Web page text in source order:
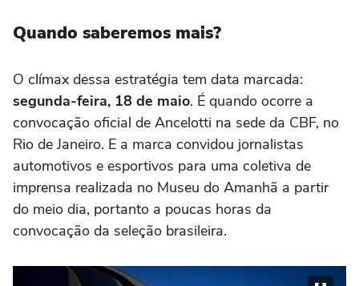
Quando saberemos mais?
O clímax dessa estratégia tem data marcada:
segunda-feira, 18 de maio. É quando ocorre a
convocação oficial de Ancelotti na sede da CBF, no
Rio de Janeiro. E a marca convidou jornalistas
automotivos e esportivos para uma coletiva de
imprensa realizada no Museu do Amanhã a partir
do meio dia, portanto a poucas horas da
convocação da seleção brasileira.